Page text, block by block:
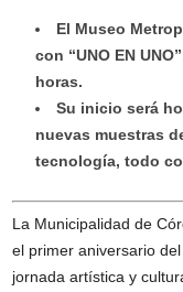
El Museo
con “UNO EN
horas.
Su inicio será
nuevas muestras
tecnología, todo
La Municipalidad de
el primer aniversario
jornada artística y